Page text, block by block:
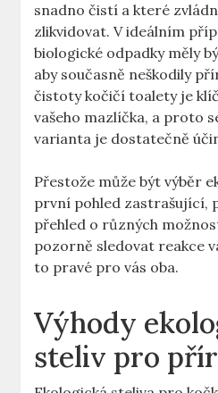
snadno čistí a které
zlikvidovat. V ideálním
biologické odpadky měly
aby současně neškodily
čistoty kočičí toalety je
vašeho mazlíčka, a proto
varianta je dostatečně
Přestože může být výběr
první pohled zastrašující,
přehled o různých
pozorně sledovat reakce
to pravé pro vás oba.
Výhody
steliv pro